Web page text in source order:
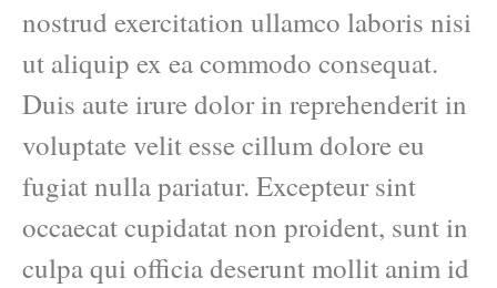
nostrud exercitation ullamco laboris nisi
ut aliquip ex ea commodo consequat.
Duis aute irure dolor in reprehenderit in
voluptate velit esse cillum dolore eu
fugiat nulla pariatur. Excepteur sint
occaecat cupidatat non proident, sunt in
culpa qui officia deserunt mollit anim id